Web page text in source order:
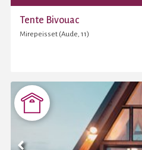
Tente Bivouac
Mirepeisset (Aude, 11)